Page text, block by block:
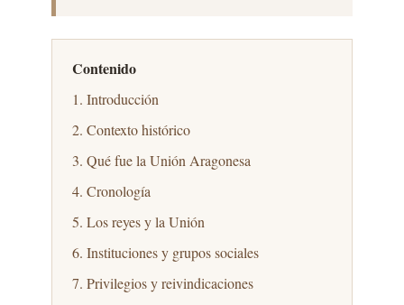
Contenido
1. Introducción
2. Contexto histórico
3. Qué fue la Unión Aragonesa
4. Cronología
5. Los reyes y la Unión
6. Instituciones y grupos sociales
7. Privilegios y reivindicaciones